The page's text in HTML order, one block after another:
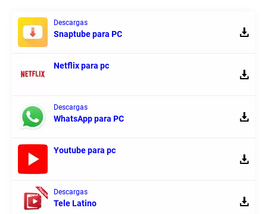
Descargas
Snaptube para PC
Netflix para pc
Descargas
WhatsApp para PC
Youtube para pc
Descargas
Tele Latino